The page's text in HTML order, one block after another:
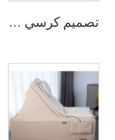
تصميم كرسي تدليك فاخر لعام 2025 بخاصية الجاذبية الصفرية مع تدليك كامل للجسم والظهر بخمسة أبعاد وكرسي كهربائي قابل للإمالة مع مسار SL وتدفئة